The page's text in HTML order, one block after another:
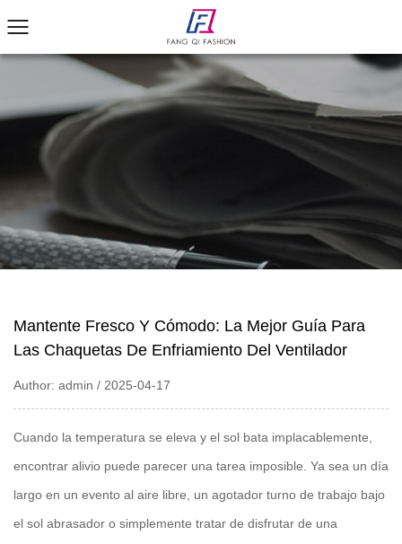
Mantente Fresco Y Cómodo: La Mejor Guía Para
Las Chaquetas De Enfriamiento Del Ventilador
Author: admin / 2025-04-17
Cuando la temperatura se eleva y el sol bata implacablemente,
encontrar alivio puede parecer una tarea imposible. Ya sea un día
largo en un evento al aire libre, un agotador turno de trabajo bajo
el sol abrasador o simplemente tratar de disfrutar de una